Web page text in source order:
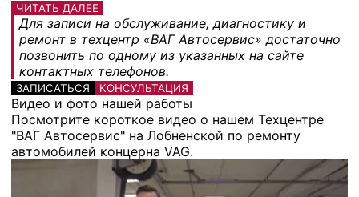
ЧИТАТЬ ДАЛЕЕ
Для записи на обслуживание, диагностику и
ремонт в техцентр «ВАГ Автосервис» достаточно
позвонить по одному из указанных на сайте
контактных телефонов.
ЗАПИСАТЬСЯ КОНСУЛЬТАЦИЯ
Видео и фото нашей работы
Посмотрите короткое видео о нашем Техцентре
"ВАГ Автосервис" на Лобненской по ремонту
автомобилей концерна VAG.